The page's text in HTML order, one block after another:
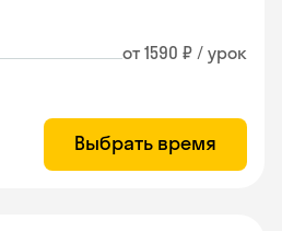
от 1590 ₽ / урок
Выбрать время